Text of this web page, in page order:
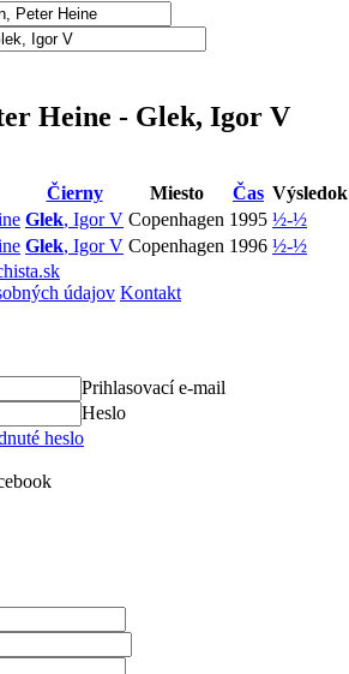
Heine - Glek, Igor V
Čierny Miesto Čas Výsledok
Glek, Igor V Copenhagen 1995 ½-½
Glek, Igor V Copenhagen 1996 ½-½
údajov Kontakt
Prihlasovací e-mail
Heslo
heslo